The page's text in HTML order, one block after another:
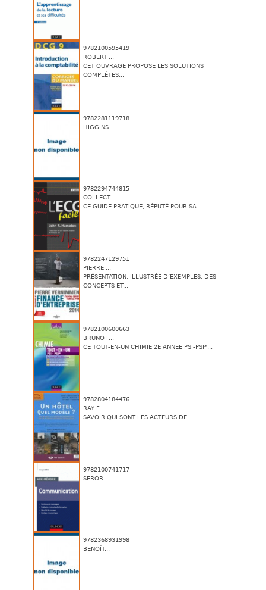
9782100595419
ROBERT ...
CET OUVRAGE PROPOSE LES SOLUTIONS
COMPLÈTES...
9782281119718
HIGGINS...
9782294744815
COLLECT...
CE GUIDE PRATIQUE, RÉPUTÉ POUR SA...
9782247129751
PIERRE ...
PRÉSENTATION, ILLUSTRÉE D’EXEMPLES, DES
CONCEPTS ET...
9782100600663
BRUNO F...
CE TOUT-EN-UN CHIMIE 2E ANNÉE PSI-PSI*...
9782804184476
RAY F. ...
SAVOIR QUI SONT LES ACTEURS DE...
9782100741717
SEROR...
9782368931998
BENOÎT...